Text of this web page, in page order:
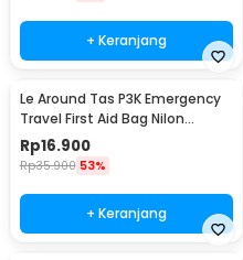
+ Keranjang
Le Around Tas P3K Emergency
Travel First Aid Bag Nilon
23.7x13x7.5cm - LG129
Rp16.900
Rp35.900 53%
+ Keranjang